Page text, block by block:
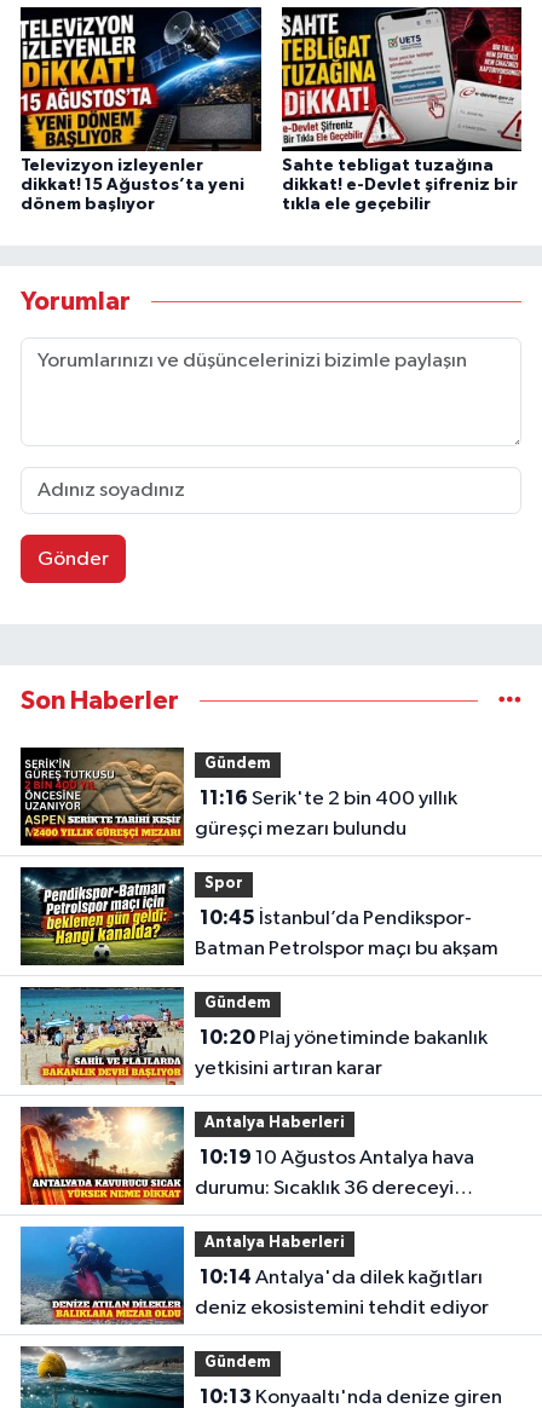
Televizyon izleyenler
dikkat! 15 Ağustos’ta yeni
dönem başlıyor
Sahte tebligat tuzağına
dikkat! e-Devlet şifreniz bir
tıkla ele geçebilir
Yorumlar
Gönder
Son Haberler
Gündem
11:16
güreşçi mezarı bulundu
Spor
10:45
Batman Petrolspor maçı bu akşam
Gündem
10:20Plaj yönetiminde bakanlık
yetkisini artıran karar
Antalya Haberleri
10:19
durumu: Sıcaklık 36 dereceyi
bulacak
Antalya Haberleri
10:14
deniz ekosistemini tehdit ediyor
Gündem
10:13